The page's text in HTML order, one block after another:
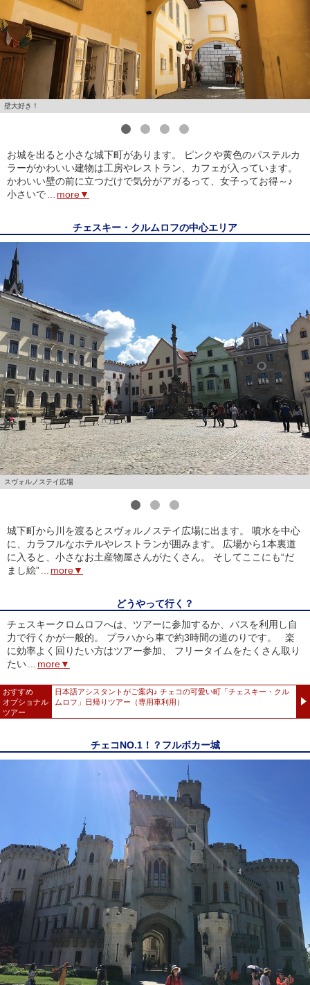
壁大好き！
お城を出ると小さな城下町があります。 ピンクや黄色のパステルカ
ラーがかわいい建物は工房やレストラン、カフェが入っています。
かわいい壁の前に立つだけで気分がアガるって、女子ってお得～♪
小さいで
more▼
チェスキー・クルムロフの中心エリア
スヴォルノステイ広場
城下町から川を渡るとスヴォルノステイ広場に出ます。 噴水を中心
に、カラフルなホテルやレストランが囲みます。 広場から1本裏道
に入ると、小さなお土産物屋さんがたくさん。 そしてここにも“だ
まし絵”
more▼
どうやって行く？
チェスキークロムロフへは、ツアーに参加するか、バスを利用し自
力で行くかが一般的。 プラハから車で約3時間の道のりです。 楽
に効率よく回りたい方はツアー参加、 フリータイムをたくさん取り
たい
more▼
おすすめ
オプショナル
ツアー
日本語アシスタントがご案内♪ チェコの可愛い町「チェスキー・クル
ムロフ」日帰りツアー（専用車利用）
チェコNO.1！？フルボカー城